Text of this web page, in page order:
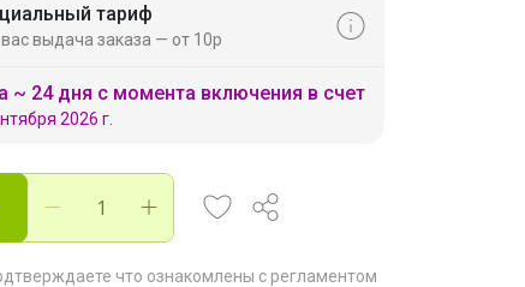
тариф
выдача заказа — от 10р
~ 24 дня с момента включения в счет
2026 г.
что ознакомлены с регламентом